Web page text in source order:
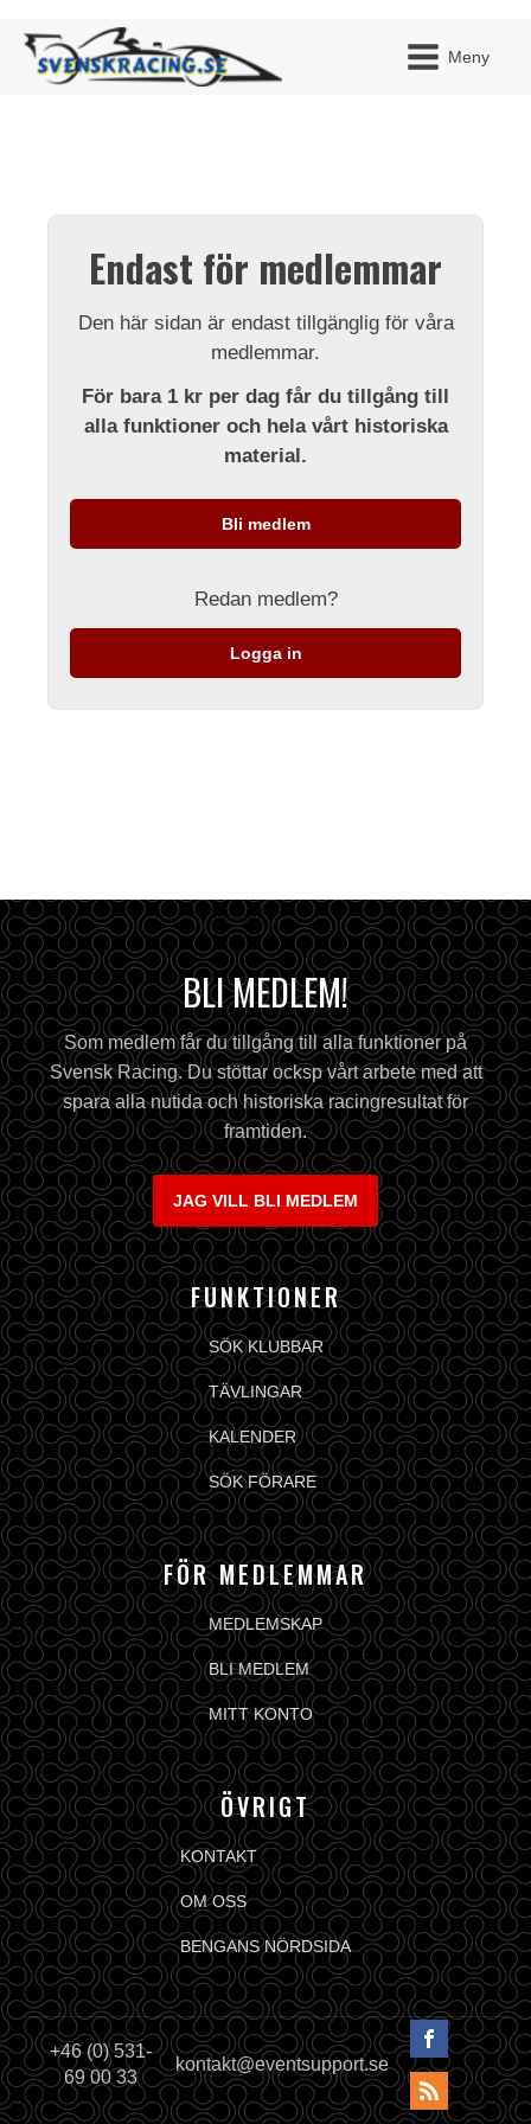
Meny
Endast för medlemmar
Den här sidan är endast tillgänglig för våra
medlemmar.
För bara 1 kr per dag får du tillgång till
alla funktioner och hela vårt historiska
material.
Bli medlem
Redan medlem?
Logga in
BLI MEDLEM!
Som medlem får du tillgång till alla funktioner på
Svensk Racing. Du stöttar ocksp vårt arbete med att
spara alla nutida och historiska racingresultat för
framtiden.
JAG VILL BLI MEDLEM
FUNKTIONER
SÖK KLUBBAR
TÄVLINGAR
KALENDER
SÖK FÖRARE
FÖR MEDLEMMAR
MEDLEMSKAP
BLI MEDLEM
MITT KONTO
ÖVRIGT
KONTAKT
OM OSS
BENGANS NÖRDSIDA
+46 (0) 531-
69 00 33
kontakt@eventsupport.se